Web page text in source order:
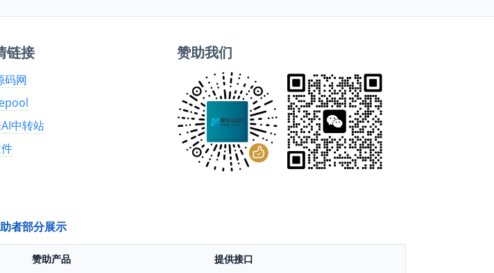
链接
码网
中转站
赞助我们
者部分展示
赞助产品 提供接口